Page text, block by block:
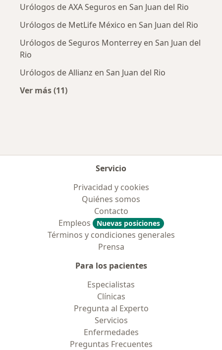
Urólogos de AXA Seguros en San Juan del Rio
Urólogos de MetLife México en San Juan del Rio
Urólogos de Seguros Monterrey en San Juan del
Rio
Urólogos de Allianz en San Juan del Rio
Ver más (11)
Servicio
Privacidad y cookies
Quiénes somos
Contacto
Empleos
Nuevas posiciones
Términos y condiciones generales
Prensa
Para los pacientes
Especialistas
Clínicas
Pregunta al Experto
Servicios
Enfermedades
Preguntas Frecuentes